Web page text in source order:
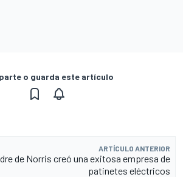
o guarda este artículo
ARTÍCULO ANTERIOR
de Norris creó una exitosa empresa de
patinetes eléctricos